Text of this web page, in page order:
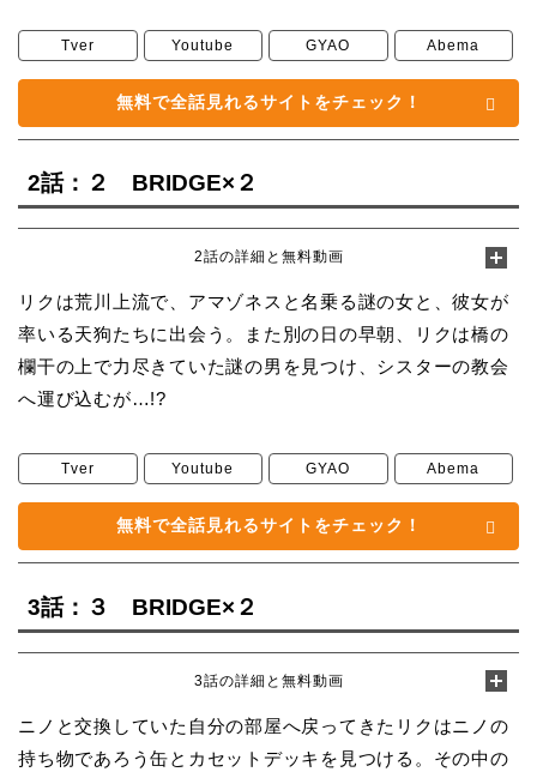
Tver Youtube GYAO Abema
無料で全話見れるサイトをチェック！
2話：２ BRIDGE×２
2話の詳細と無料動画
リクは荒川上流で、アマゾネスと名乗る謎の女と、彼女が
率いる天狗たちに出会う。また別の日の早朝、リクは橋の
欄干の上で力尽きていた謎の男を見つけ、シスターの教会
へ運び込むが…!?
Tver Youtube GYAO Abema
無料で全話見れるサイトをチェック！
3話：３ BRIDGE×２
3話の詳細と無料動画
ニノと交換していた自分の部屋へ戻ってきたリクはニノの
持ち物であろう缶とカセットデッキを見つける。その中の